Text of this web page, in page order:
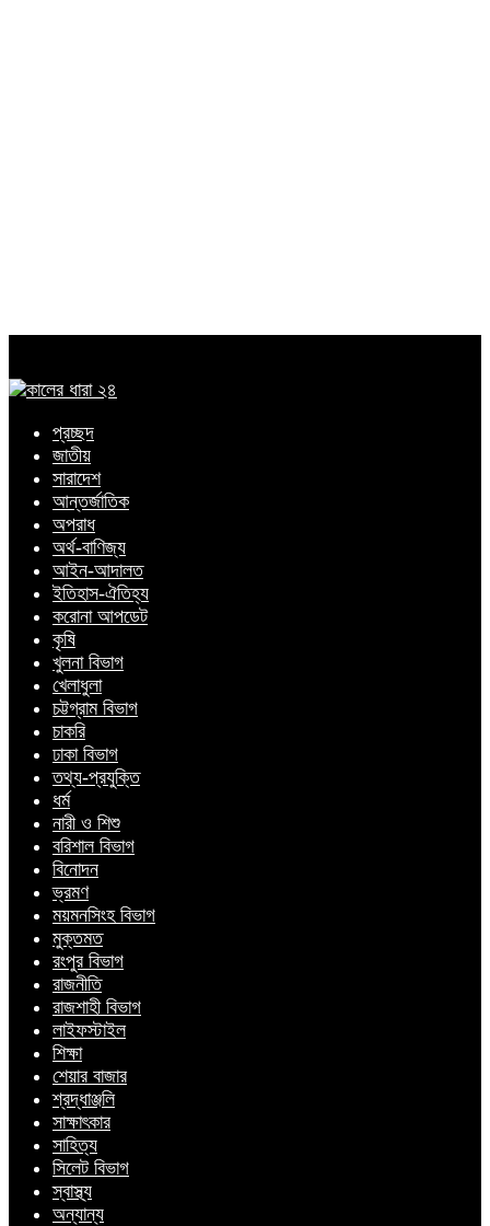
প্রচ্ছদ
জাতীয়
সারাদেশ
আন্তর্জাতিক
অপরাধ
অর্থ-বাণিজ্য
আইন-আদালত
ইতিহাস-ঐতিহ্য
করোনা আপডেট
কৃষি
খুলনা বিভাগ
খেলাধুলা
চট্টগ্রাম বিভাগ
চাকরি
ঢাকা বিভাগ
তথ্য-প্রযুক্তি
ধর্ম
নারী ও শিশু
বরিশাল বিভাগ
বিনোদন
ভ্রমণ
ময়মনসিংহ বিভাগ
মুক্তমত
রংপুর বিভাগ
রাজনীতি
রাজশাহী বিভাগ
লাইফস্টাইল
শিক্ষা
শেয়ার বাজার
শ্রদ্ধাঞ্জলি
সাক্ষাৎকার
সাহিত্য
সিলেট বিভাগ
স্বাস্থ্য
অন্যান্য